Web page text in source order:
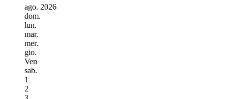
ago. 2026
dom.
lun.
mar.
mer.
gio.
Ven
sab.
1
2